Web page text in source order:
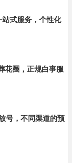
式服务，个性化
花圈，正规白事服
号，不同渠道的预